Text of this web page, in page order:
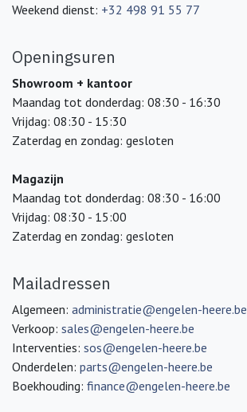
Weekend dienst: +32 498 91 55 77
Openingsuren
Showroom + kantoor
Maandag tot donderdag: 08:30 - 16:30
Vrijdag: 08:30 - 15:30
Zaterdag en zondag: gesloten
Magazijn
Maandag tot donderdag: 08:30 - 16:00
Vrijdag: 08:30 - 15:00
Zaterdag en zondag: gesloten
Mailadressen
Algemeen: administratie@engelen-heere.be
Verkoop: sales@engelen-heere.be
Interventies: sos@engelen-heere.be
Onderdelen: parts@engelen-heere.be
Boekhouding: finance@engelen-heere.be